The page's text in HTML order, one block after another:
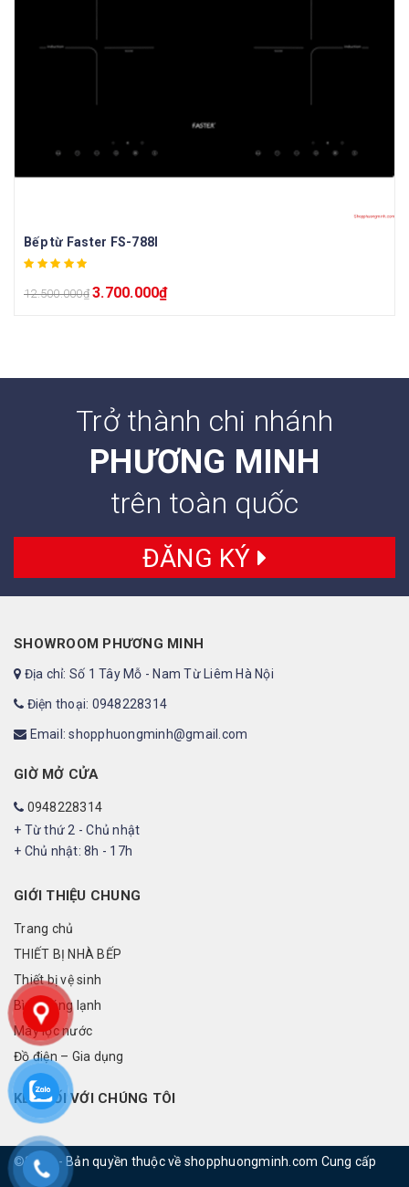
Bếp từ Faster FS-788I
12.500.000₫ 3.700.000₫
Trở thành chi nhánh
PHƯƠNG MINH
trên toàn quốc
ĐĂNG KÝ
SHOWROOM PHƯƠNG MINH
Địa chỉ: Số 1 Tây Mỗ - Nam Từ Liêm Hà Nội
Điện thoại: 0948228314
Email: shopphuongminh@gmail.com
GIỜ MỞ CỬA
0948228314
+ Từ thứ 2 - Chủ nhật
+ Chủ nhật: 8h - 17h
GIỚI THIỆU CHUNG
Trang chủ
THIẾT BỊ NHÀ BẾP
Thiết bị vệ sinh
Bình nóng lạnh
Máy lọc nước
Đồ điện – Gia dụng
KẾT NỐI VỚI CHÚNG TÔI
©2019 - Bản quyền thuộc về shopphuongminh.com Cung cấp